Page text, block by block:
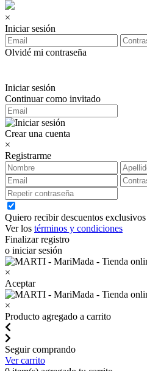
×
Iniciar sesión
Olvidé mi contraseña
Iniciar sesión
Continuar como invitado
Crear una cuenta
×
Registrarme
Quiero recibir descuentos
Ver los términos y condiciones
Finalizar registro
o iniciar sesión
×
Aceptar
×
Producto agregado a carrito
Seguir comprando
Ver carrito